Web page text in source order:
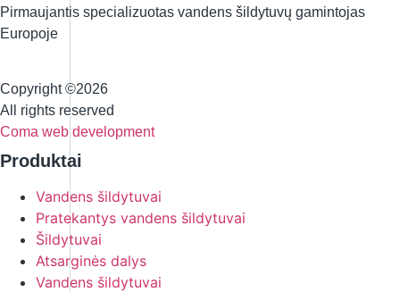
Pirmaujantis specializuotas vandens šildytuvų gamintojas
Europoje
Copyright ©2026
All rights reserved
Coma web development
Produktai
Vandens šildytuvai
Pratekantys vandens šildytuvai
Šildytuvai
Atsarginės dalys
Vandens šildytuvai